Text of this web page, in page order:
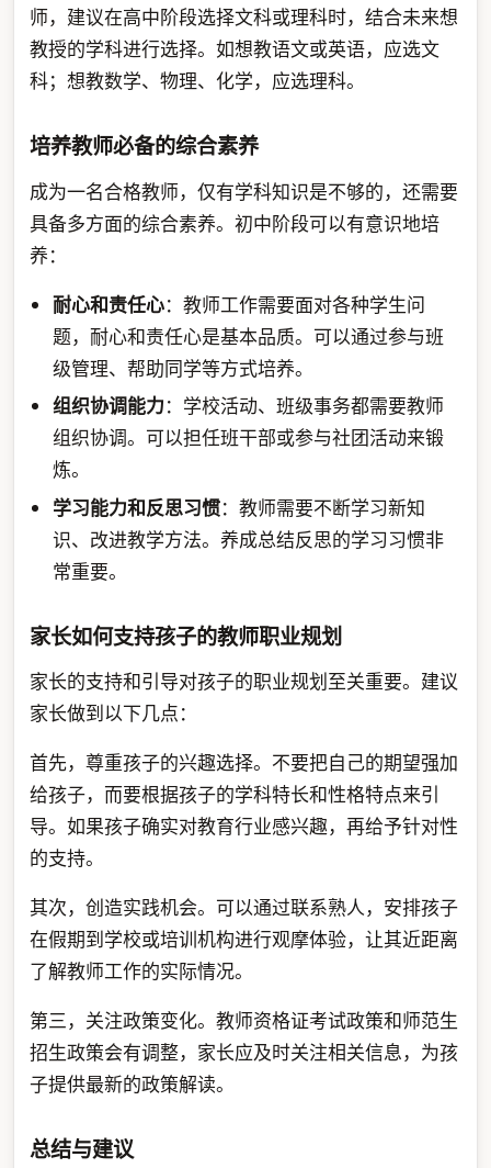
师，建议在高中阶段选择文科或理科时，结合未来想
教授的学科进行选择。如想教语文或英语，应选文
科；想教数学、物理、化学，应选理科。
培养教师必备的综合素养
成为一名合格教师，仅有学科知识是不够的，还需要
具备多方面的综合素养。初中阶段可以有意识地培
养：
耐心和责任心：教师工作需要面对各种学生问
题，耐心和责任心是基本品质。可以通过参与班
级管理、帮助同学等方式培养。
组织协调能力：学校活动、班级事务都需要教师
组织协调。可以担任班干部或参与社团活动来锻
炼。
学习能力和反思习惯：教师需要不断学习新知
识、改进教学方法。养成总结反思的学习习惯非
常重要。
家长如何支持孩子的教师职业规划
家长的支持和引导对孩子的职业规划至关重要。建议
家长做到以下几点：
首先，尊重孩子的兴趣选择。不要把自己的期望强加
给孩子，而要根据孩子的学科特长和性格特点来引
导。如果孩子确实对教育行业感兴趣，再给予针对性
的支持。
其次，创造实践机会。可以通过联系熟人，安排孩子
在假期到学校或培训机构进行观摩体验，让其近距离
了解教师工作的实际情况。
第三，关注政策变化。教师资格证考试政策和师范生
招生政策会有调整，家长应及时关注相关信息，为孩
子提供最新的政策解读。
总结与建议